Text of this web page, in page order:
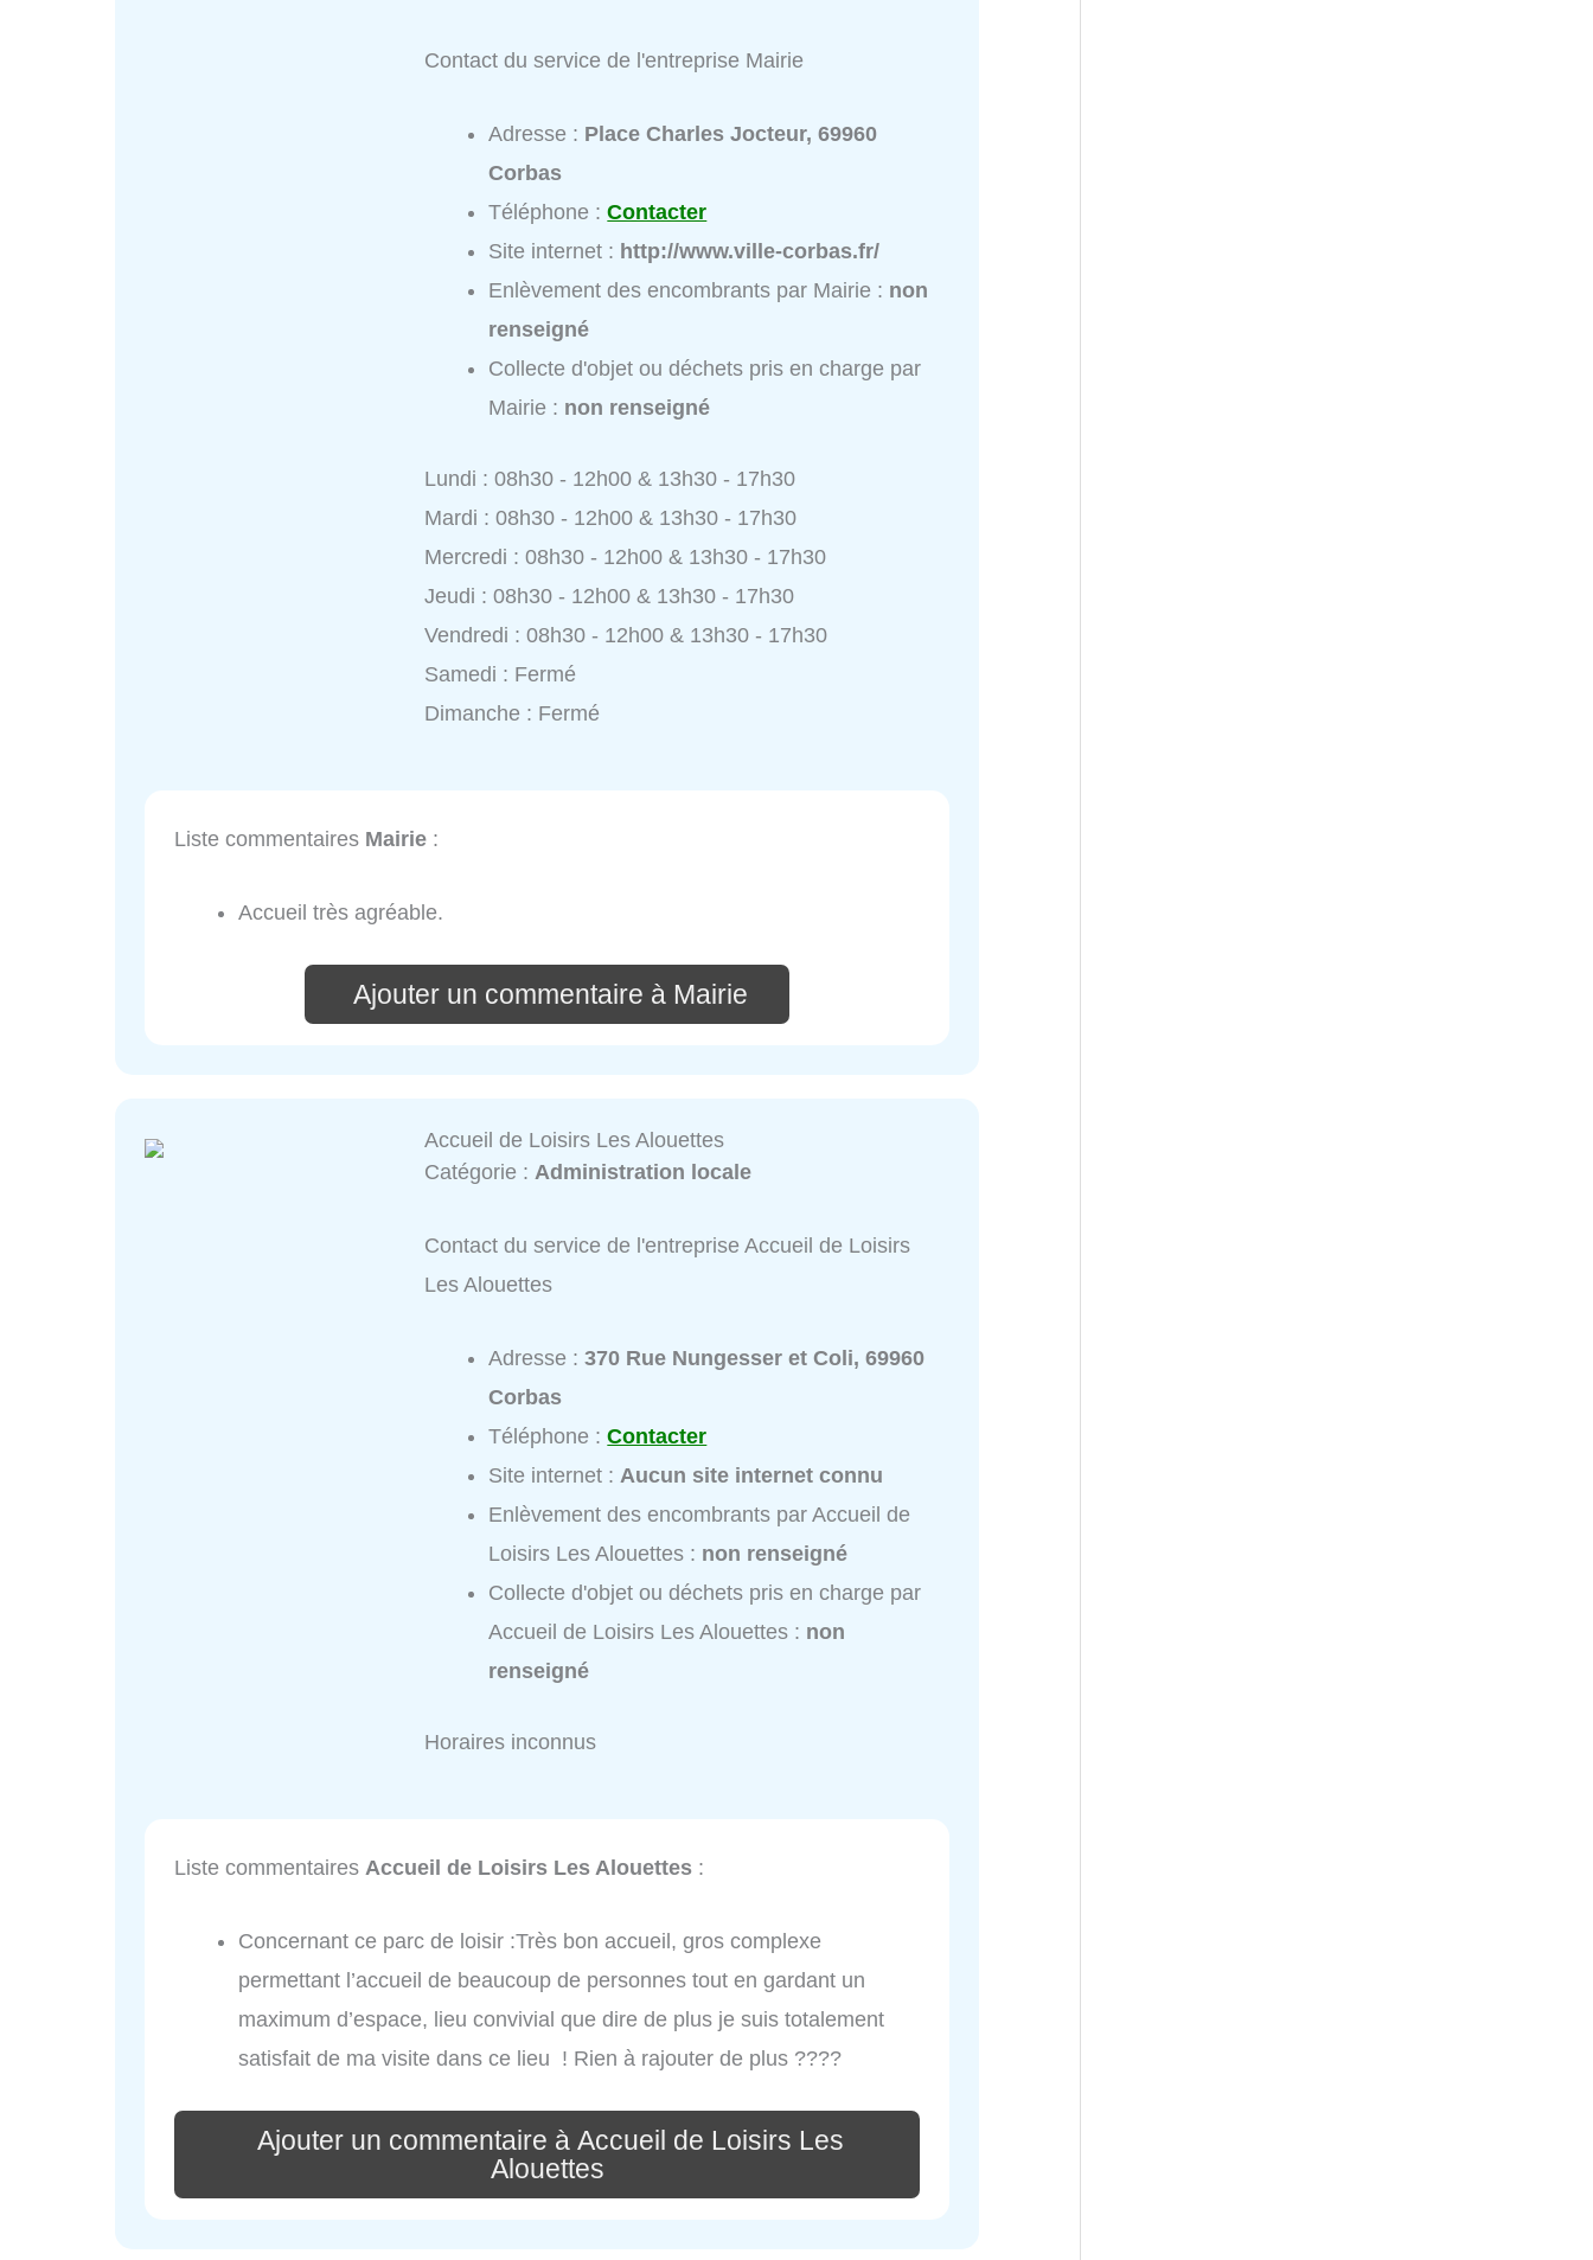
Contact du service de l'entreprise Mairie
Adresse : Place Charles Jocteur, 69960
Corbas
Téléphone :Contacter
Site internet : http://www.ville-corbas.fr/
Enlèvement des encombrants par Mairie : non
renseigné
Collecte d'objet ou déchets pris en charge par
Mairie : non renseigné
Lundi : 08h30 - 12h00 & 13h30 - 17h30
Mardi : 08h30 - 12h00 & 13h30 - 17h30
Mercredi : 08h30 - 12h00 & 13h30 - 17h30
Jeudi : 08h30 - 12h00 & 13h30 - 17h30
Vendredi : 08h30 - 12h00 & 13h30 - 17h30
Samedi : Fermé
Dimanche : Fermé
Liste commentaires Mairie :
Accueil très agréable.
Ajouter un commentaire à Mairie
Accueil de Loisirs Les Alouettes
Catégorie : Administration locale
Contact du service de l'entreprise Accueil de Loisirs
Les Alouettes
Adresse :370 Rue Nungesser et Coli, 69960
Corbas
Téléphone :Contacter
Site internet : Aucun site internet connu
Enlèvement des encombrants par Accueil de
Loisirs Les Alouettes : non renseigné
Collecte d'objet ou déchets pris en charge par
Accueil de Loisirs Les Alouettes : non
renseigné
Horaires inconnus
Liste commentaires Accueil de Loisirs Les Alouettes :
Concernant ce parc de loisir :Très bon accueil, gros complexe
permettant l’accueil de beaucoup de personnes tout en gardant un
maximum d’espace, lieu convivial que dire de plus je suis totalement
satisfait de ma visite dans ce lieu ! Rien à rajouter de plus ????
Ajouter un commentaire à Accueil de Loisirs Les
Alouettes